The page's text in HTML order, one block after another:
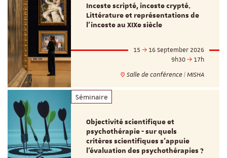
Inceste scripté, inceste crypté.
Littérature et représentations de
l’inceste au XIXe siècle
15
16 September 2026
9h30
17h
Salle de conférence | MISHA
Séminaire
Objectivité scientifique et
psychothérapie - sur quels
critères scientifiques s'appuie
l'évaluation des psychothérapies ?